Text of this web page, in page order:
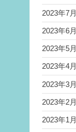
2023年7月
2023年6月
2023年5月
2023年4月
2023年3月
2023年2月
2023年1月